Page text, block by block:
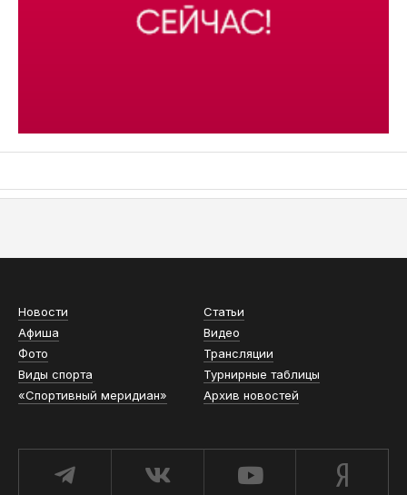
Новости
Статьи
Афиша
Видео
Фото
Трансляции
Виды спорта
Турнирные таблицы
«Спортивный меридиан»
Архив новостей